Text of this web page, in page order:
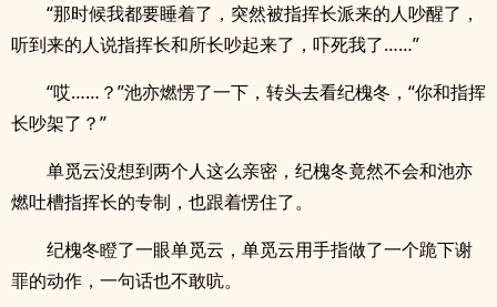
“那时候我都要睡着了，突然被指挥长派来的人吵醒了，
听到来的人说指挥长和所长吵起来了，吓死我了……”
“哎……？”池亦燃愣了一下，转头去看纪槐冬，“你和指挥
长吵架了？”
单觅云没想到两个人这么亲密，纪槐冬竟然不会和池亦
燃吐槽指挥长的专制，也跟着愣住了。
纪槐冬瞪了一眼单觅云，单觅云用手指做了一个跪下谢
罪的动作，一句话也不敢吭。